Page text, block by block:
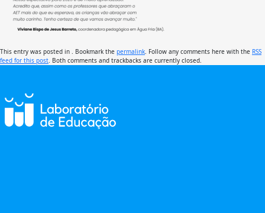
This entry was posted in . Bookmark the permalink . Follow any comments here with the RSS
feed for this post . Both comments and trackbacks are currently closed.